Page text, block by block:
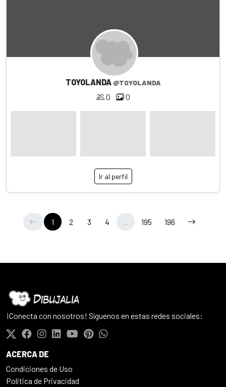
TOYOLANDA @TOYOLANDA
0 0
Ir al perfil
1 2 3 4 ... 195 196
¡Conecta con nosotros! Síguenos en estas redes sociales:
ACERCA DE
Condiciones de Uso
Politica de Privacidad